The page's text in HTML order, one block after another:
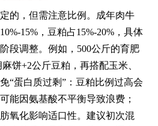
的，但需注意比例。成年肉牛
15%，豆粕占15%-20%，具体
段调整。例如，500公斤的育肥
饼+2公斤豆粕，再搭配玉米、
“蛋白质过剩”：豆粕比例过高会
能因氨基酸不平衡导致浪费；
氧化影响适口性。建议初次混